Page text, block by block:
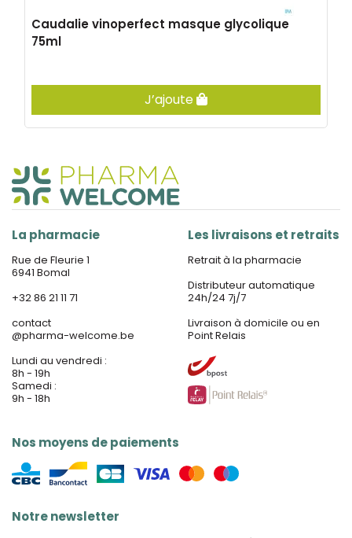
Caudalie vinoperfect masque glycolique
75ml
J’ajoute
La pharmacie
Rue de Fleurie 1
6941 Bomal
+32 86 21 11 71
contact
@pharma-welcome.be
Lundi au vendredi :
8h - 19h
Samedi :
9h - 18h
Nos moyens de paiements
Les livraisons et retraits
Retrait à la pharmacie
Distributeur automatique
24h/24 7j/7
Livraison à domicile ou en
Point Relais
Notre newsletter